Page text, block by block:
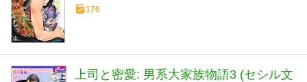
176
上司と密愛: 男系大家族物語3 (セシル文